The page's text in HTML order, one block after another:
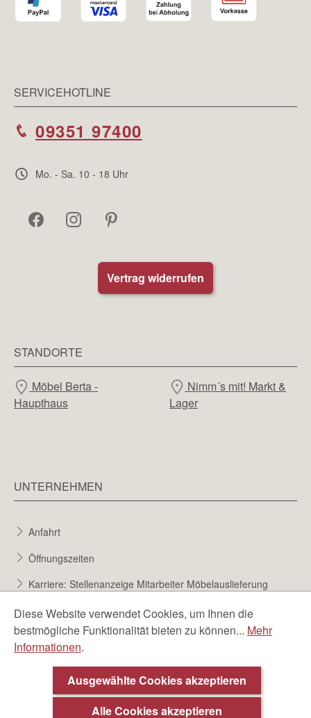
SERVICEHOTLINE
09351 97400
Mo. - Sa. 10 - 18 Uhr
Vertrag widerrufen
STANDORTE
Möbel Berta -
Haupthaus
Nimm´s mit! Markt &
Lager
UNTERNEHMEN
Anfahrt
Öffnungszeiten
Karriere: Stellenanzeige Mitarbeiter Möbelauslieferung
Karriere bei Möbel Berta
Bewerbungsformular
Diese Website verwendet Cookies, um Ihnen die
bestmögliche Funktionalität bieten zu können... Mehr
Informationen.
Ausgewählte Cookies akzeptieren
Alle Cookies akzeptieren